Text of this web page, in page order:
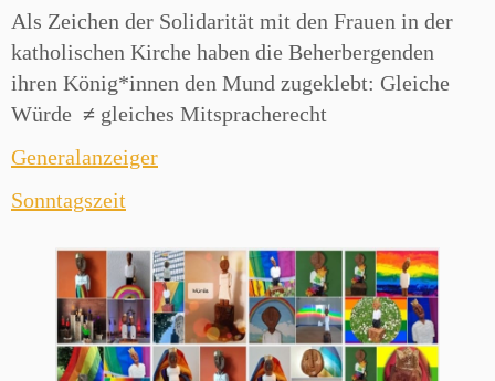
Als Zeichen der Solidarität mit den Frauen in der
katholischen Kirche haben die Beherbergenden
ihren König*innen den Mund zugeklebt: Gleiche
Würde ≠ gleiches Mitspracherecht
Generalanzeiger
Sonntagszeit